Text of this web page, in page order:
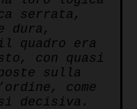
serrata,
dura,
quadro era
con quasi
sulla
come
decisiva.